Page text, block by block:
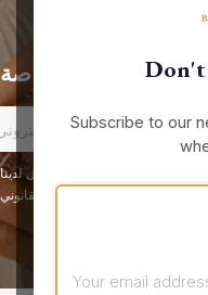
Don't
Subscribe to our
والعروض الخاصة
الاطلاع على معلومات الاتصال لدينا